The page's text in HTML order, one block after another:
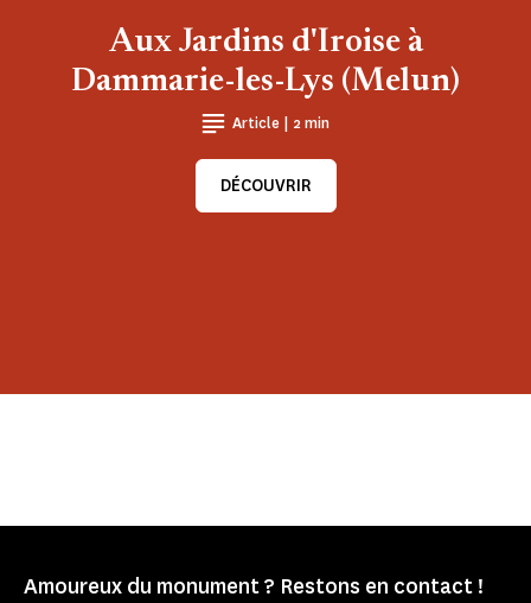
Aux Jardins d'Iroise à
Dammarie-les-Lys (Melun)
Article | 2 min
DÉCOUVRIR
Amoureux du monument ? Restons en contact !